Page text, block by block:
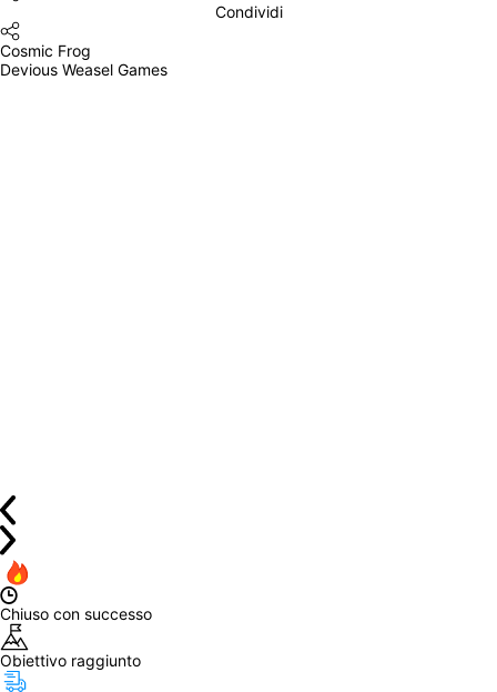
Condividi
Cosmic Frog
Devious Weasel Games
Chiuso con successo
Obiettivo raggiunto